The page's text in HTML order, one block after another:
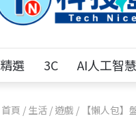
精選 3C AI人工智慧
首頁 / 生活 / 遊戲 / 【懶人包